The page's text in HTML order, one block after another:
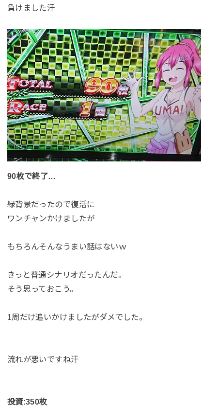
負けました汗
90枚で終了…
緑背景だったので復活に
ワンチャンかけましたが
もちろんそんなうまい話はないｗ
きっと普通シナリオだったんだ。
そう思っておこう。
1周だけ追いかけましたがダメでした。
流れが悪いですね汗
投資:350枚